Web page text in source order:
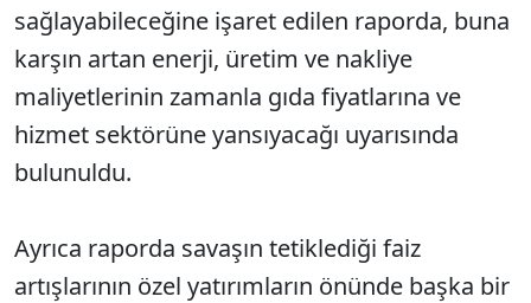
sağlayabileceğine işaret edilen raporda, buna
karşın artan enerji, üretim ve nakliye
maliyetlerinin zamanla gıda fiyatlarına ve
hizmet sektörüne yansıyacağı uyarısında
bulunuldu.
Ayrıca raporda savaşın tetiklediği faiz
artışlarının özel yatırımların önünde başka bir